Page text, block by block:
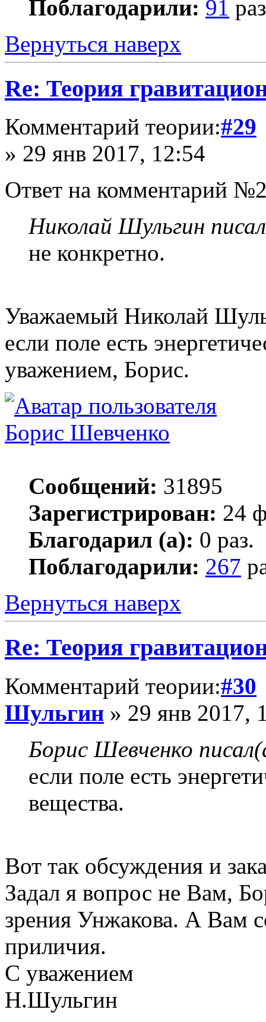
Поблагодарили: 91
Вернуться наверх
Re: Теория
Комментарий теории:#29
» 29 янв 2017, 12:54
Ответ на комментарий
Николай Шульгин
не конкретно.
Уважаемый Николай
если поле есть
уважением, Борис.
Борис Шевченко
Сообщений: 31895
Зарегистрирован: 24
Благодарил (а): 0 раз.
Поблагодарили: 267
Вернуться наверх
Re: Теория
Комментарий теории:#30
Шульгин » 29 янв 2017,
Борис Шевченко
если поле есть
вещества.
Вот так обсуждения и
Задал я вопрос не Вам,
зрения Унжакова. А Вам
приличия.
С уважением
Н.Шульгин